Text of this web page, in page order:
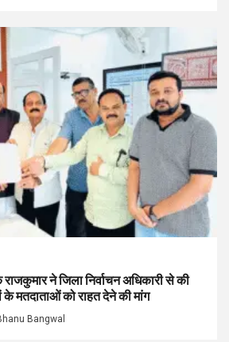
ने जिला निर्वाचन अधिकारी से की
के मतदाताओं को राहत देने की मांग
Bangwal